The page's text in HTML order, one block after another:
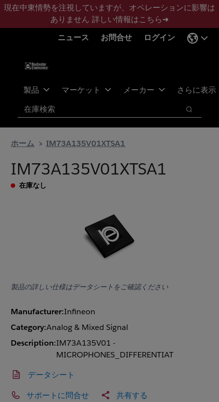
メ
ン
フ
タ
現在中東情勢を注視していますが、オペレーションに影響は
ありません 詳しい情報はこちら➜
ニュース
お問合せ ログイン
製品 マーケット メーカー さらに表示
検索
検索
ホーム IM73A135V01XTSA1
IM73A135V01XTSA1
在庫なし
製品の詳しい仕様はデータシートをご確認ください
Manufacturer:Infineon
Category:Analog & Mixed Signal
Description:IM73A135V01 -
MICROPHONES_DIFFERENTIAT
データシート
サポートに問合せ 共有する